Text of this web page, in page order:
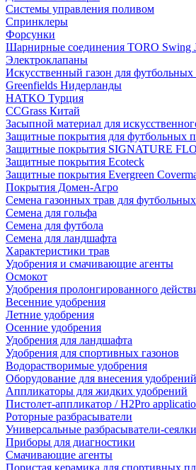
Системы управления поливом
Спринклеры
Форсунки
Шарнирные соединения TORO Swing
Электроклапаны
Искусственный газон для футбольных
Greenfields Нидерланды
HATKO Турция
CCGrass Китай
Засыпной материал для
Защитные покрытия для футбольных
Защитные покрытия SIGNATURE
Защитные покрытия Ecoteck
Защитные покрытия Evergreen
Покрытия Домен-Агро
Семена газонных трав для
Семена для гольфа
Семена для футбола
Семена для ландшафта
Характеристики трав
Удобрения и смачивающие агенты
Осмокот
Удобрения пролонгированного
Весенние удобрения
Летние удобрения
Осенние удобрения
Удобрения для ландшафта
Удобрения для спортивных газонов
Водорастворимые удобрения
Оборудование для внесения
Аппликаторы для жидких удобрений
Пистолет-аппликатор / H2Pro
Роторные разбрасыватели
Универсальные разбрасыватели-сеялки
Приборы для диагностики
Смачивающие агенты
Пористая керамика для спортивных